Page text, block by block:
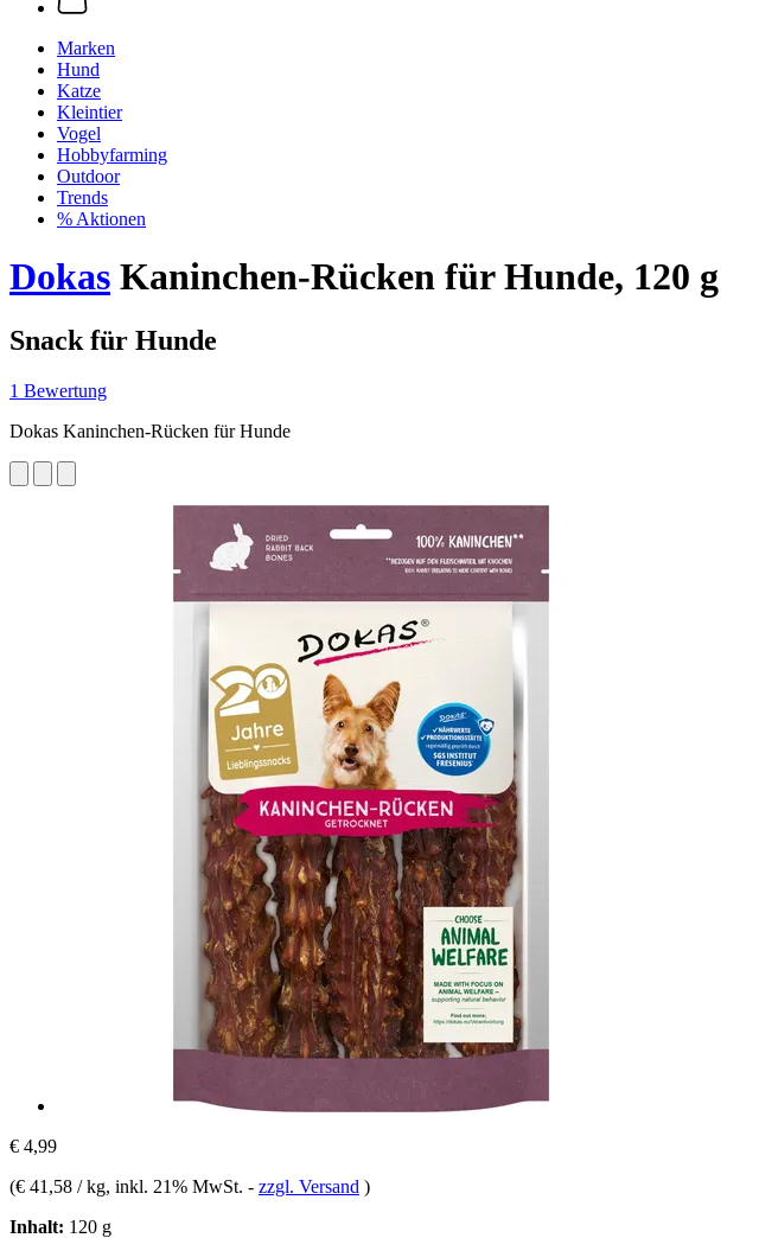
Marken
Hund
Katze
Kleintier
Vogel
Hobbyfarming
Outdoor
Trends
% Aktionen
Dokas Kaninchen-Rücken für Hunde, 120 g
Snack für Hunde
1 Bewertung
Dokas Kaninchen-Rücken für Hunde
€ 4,99
(€ 41,58 / kg, inkl. 21% MwSt. - zzgl. Versand )
Inhalt: 120 g